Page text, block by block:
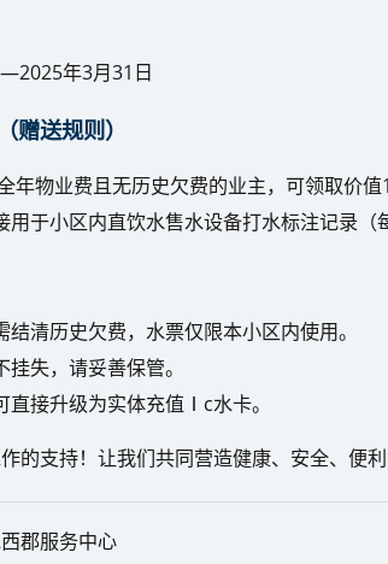
年3月31日
赠送规则）
年物业费且无历史欠费的业主，可领取价值
用于小区内直饮水售水设备打水标注记录（
结清历史欠费，水票仅限本小区内使用。
挂失，请妥善保管。
直接升级为实体充值Ⅰc水卡。
的支持！让我们共同营造健康、安全、便
郡服务中心